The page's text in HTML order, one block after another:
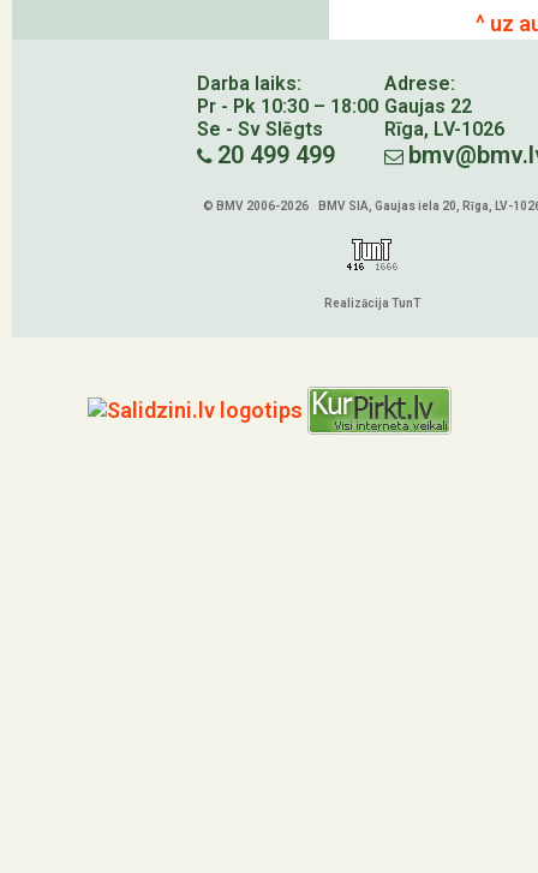
^ uz
Darba laiks:
Pr - Pk 10:30 – 18:00
Se - Sv Slēgts
20 499 499
Adrese:
Gaujas 22
Rīga, LV-1026
© BMV 2006-2026 BMV SIA, Gaujas iela 20, Rīga, LV-
Realizācija TunT